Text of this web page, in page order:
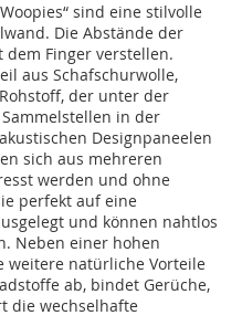
sind eine stilvolle
Die Abstände der
dem Finger verstellen.
aus Schafschurwolle,
der unter der
in der
Designpaneelen
sich aus mehreren
werden und ohne
perfekt auf eine
und können nahtlos
Neben einer hohen
weitere natürliche Vorteile
ab, bindet Gerüche,
die wechselhafte